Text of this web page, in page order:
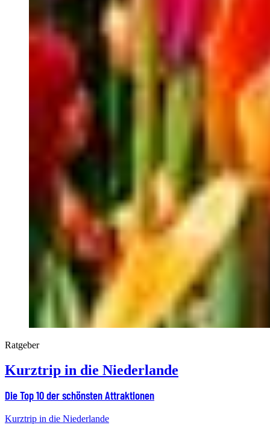
Ratgeber
Kurztrip in die Niederlande
Die Top 10 der schönsten Attraktionen
Kurztrip in die Niederlande